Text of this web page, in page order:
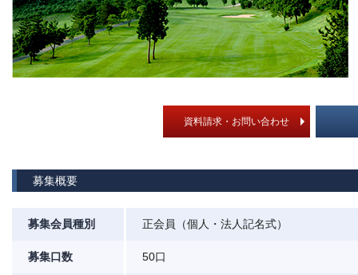
資料請求・お問い合わせ
募集概要
募集会員種別 正会員（個人・法人記名式）
募集口数 50口